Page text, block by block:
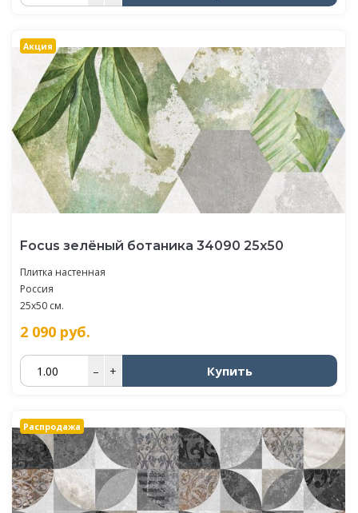
Акция
Focus зелёный ботаника 34090 25х50
Плитка настенная
Россия
25x50 см.
2 090 руб.
– + Купить
Распродажа